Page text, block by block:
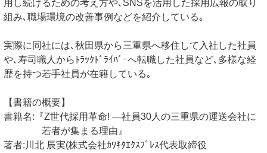
用し続けるための考え方や､SNSを活用した採用広報の取り
組み､職場環境の改善事例などを紹介している｡
実際に同社には､秋田県から三重県へ移住して入社した社員
や､寿司職人からﾄﾗｯｸﾄﾞﾗｲﾊﾞｰへ転職した社員など､多様な経
歴を持つ若手社員が在籍している｡
【書籍の概要】
書籍名:『Z世代採用革命! ―社員30人の三重県の運送会社に
若者が集まる理由』
著者:川北 ⾠実(株式会社ｶﾜｷﾀｴｸｽﾌﾟﾚｽ代表取締役